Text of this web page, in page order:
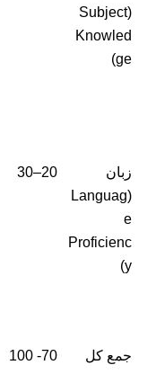
(Subject
Knowled
ge)
زبان
(Languag
e
Proficienc
y)
20–30
جمع کل 70- 100